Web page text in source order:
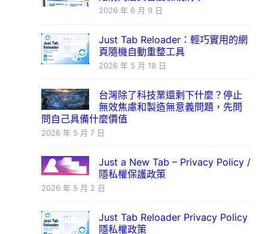
2026 年 6 月 9 日
Just Tab Reloader：輕巧實用的網
頁隨機自動重整工具
2026 年 5 月 18 日
台灣除了科技業還剩下什麼？停止
無效焦慮和製造無意義問題，先問
問自己具備什麼價值
2026 年 5 月 7 日
Just a New Tab – Privacy Policy /
隱私權保護政策
2026 年 5 月 2 日
Just Tab Reloader Privacy Policy
隱私權政策